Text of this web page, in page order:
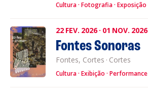
Cultura Fotografia Exposição
22 FEV. 2026 · 01 NOV. 2026
Fontes Sonoras
Fontes, Cortes · Cortes
Cultura Exibição Performance